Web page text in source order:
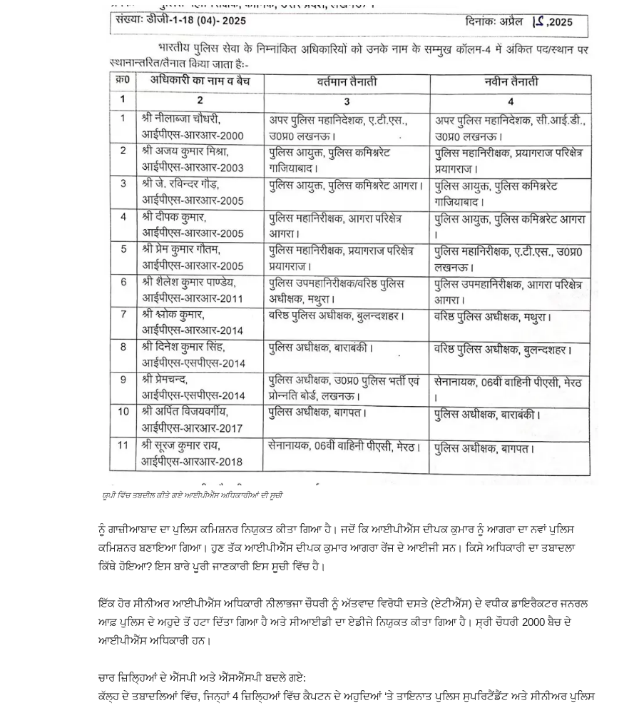
ਯੂਪੀ ਵਿੱਚ ਤਬਦੀਲ ਕੀਤੇ ਗਏ ਆਈਪੀਐੱਸ ਅਧਿਕਾਰੀਆਂ ਦੀ ਸੂਚੀ
ਨੂੰ ਗਾਜ਼ੀਆਬਾਦ ਦਾ ਪੁਲਿਸ ਕਮਿਸ਼ਨਰ ਨਿਯੁਕਤ ਕੀਤਾ ਗਿਆ ਹੈ। ਜਦੋਂ ਕਿ ਆਈਪੀਐੱਸ ਦੀਪਕ ਕੁਮਾਰ ਨੂੰ ਆਗਰਾ ਦਾ ਨਵਾਂ ਪੁਲਿਸ
ਕਮਿਸ਼ਨਰ ਬਣਾਇਆ ਗਿਆ। ਹੁਣ ਤੱਕ ਆਈਪੀਐੱਸ ਦੀਪਕ ਕੁਮਾਰ ਆਗਰਾ ਰੇਂਜ ਦੇ ਆਈਜੀ ਸਨ। ਕਿਸੇ ਅਧਿਕਾਰੀ ਦਾ ਤਬਾਦਲਾ
ਕਿੱਥੇ ਹੋਇਆ? ਇਸ ਬਾਰੇ ਪੂਰੀ ਜਾਣਕਾਰੀ ਇਸ ਸੂਚੀ ਵਿੱਚ ਹੈ।
ਇੱਕ ਹੋਰ ਸੀਨੀਅਰ ਆਈਪੀਐੱਸ ਅਧਿਕਾਰੀ ਨੀਲਾਭਜਾ ਚੌਧਰੀ ਨੂੰ ਅੱਤਵਾਦ ਵਿਰੋਧੀ ਦਸਤੇ (ਏਟੀਐੱਸ) ਦੇ ਵਧੀਕ ਡਾਇਰੈਕਟਰ ਜਨਰਲ
ਆਫ਼ ਪੁਲਿਸ ਦੇ ਅਹੁਦੇ ਤੋਂ ਹਟਾ ਦਿੱਤਾ ਗਿਆ ਹੈ ਅਤੇ ਸੀਆਈਡੀ ਦਾ ਏਡੀਜੇ ਨਿਯੁਕਤ ਕੀਤਾ ਗਿਆ ਹੈ। ਸ੍ਰੀ ਚੌਧਰੀ 2000 ਬੈਚ ਦੇ
ਆਈਪੀਐੱਸ ਅਧਿਕਾਰੀ ਹਨ।
ਚਾਰ ਜ਼ਿਲ੍ਹਿਆਂ ਦੇ ਐੱਸਪੀ ਅਤੇ ਐੱਸਐੱਸਪੀ ਬਦਲੇ ਗਏ:
ਕੱਲ੍ਹ ਦੇ ਤਬਾਦਲਿਆਂ ਵਿੱਚ, ਜਿਨ੍ਹਾਂ 4 ਜ਼ਿਲ੍ਹਿਆਂ ਵਿੱਚ ਕੈਪਟਨ ਦੇ ਅਹੁਦਿਆਂ ‘ਤੇ ਤਾਇਨਾਤ ਪੁਲਿਸ ਸੁਪਰਿਟੈਂਡੈਂਟ ਅਤੇ ਸੀਨੀਅਰ ਪੁਲਿਸ